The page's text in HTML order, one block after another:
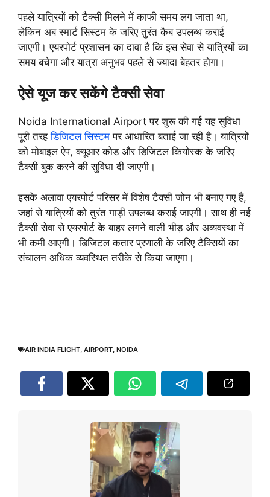
पहले यात्रियों को टैक्सी मिलने में काफी समय लग जाता था,
लेकिन अब स्मार्ट सिस्टम के जरिए तुरंत कैब उपलब्ध कराई
जाएगी। एयरपोर्ट प्रशासन का दावा है कि इस सेवा से यात्रियों का
समय बचेगा और यात्रा अनुभव पहले से ज्यादा बेहतर होगा।
ऐसे यूज कर सकेंगे टैक्सी सेवा
Noida International Airport पर शुरू की गई यह सुविधा
पूरी तरहडिजिटल सिस्टम पर आधारित बताई जा रही है। यात्रियों
को मोबाइल ऐप, क्यूआर कोड और डिजिटल कियोस्क के जरिए
टैक्सी बुक करने की सुविधा दी जाएगी।
इसके अलावा एयरपोर्ट परिसर में विशेष टैक्सी जोन भी बनाए गए हैं,
जहां से यात्रियों को तुरंत गाड़ी उपलब्ध कराई जाएगी। साथ ही नई
टैक्सी सेवा से एयरपोर्ट के बाहर लगने वाली भीड़ और अव्यवस्था में
भी कमी आएगी। डिजिटल कतार प्रणाली के जरिए टैक्सियों का
संचालन अधिक व्यवस्थित तरीके से किया जाएगा।
AIR INDIA FLIGHT AIRPORT NOIDA